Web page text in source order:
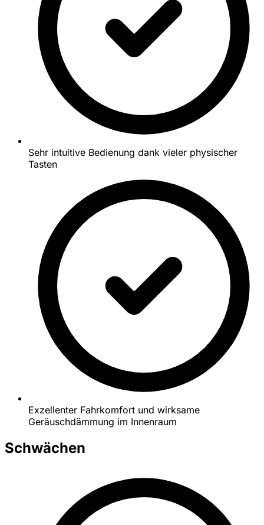
Sehr intuitive Bedienung dank vieler physischer
Tasten
Exzellenter Fahrkomfort und wirksame
Geräuschdämmung im Innenraum
Schwächen